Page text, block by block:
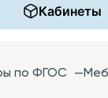
Кабинеты
по ФГОС —